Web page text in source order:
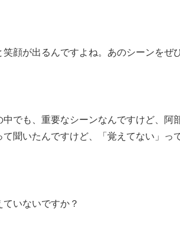
顔が出るんですよね。あのシーンをぜ
でも、重要なシーンなんですけど、阿
聞いたんですけど、「覚えてない」っ
いないですか？